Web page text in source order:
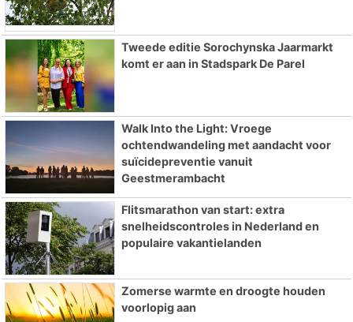
Tweede editie Sorochynska Jaarmarkt
komt er aan in Stadspark De Parel
Walk Into the Light: Vroege
ochtendwandeling met aandacht voor
suïcidepreventie vanuit
Geestmerambacht
Flitsmarathon van start: extra
snelheidscontroles in Nederland en
populaire vakantielanden
Zomerse warmte en droogte houden
voorlopig aan